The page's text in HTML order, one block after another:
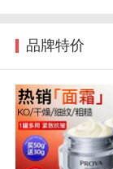
品牌特价